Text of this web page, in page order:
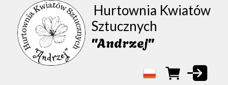
Hurtownia Kwiatów
Sztucznych
"Andrzej"